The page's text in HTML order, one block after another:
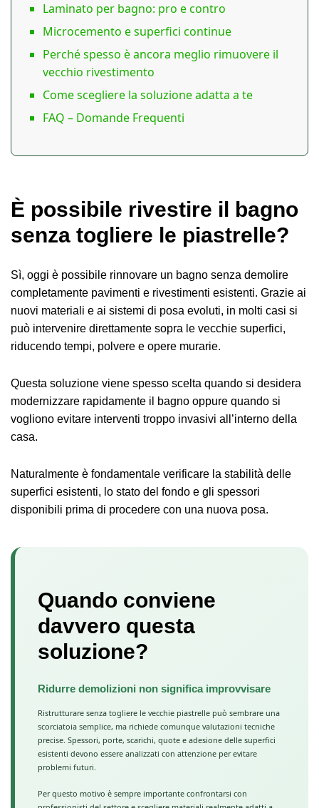
Laminato per bagno: pro e contro
Microcemento e superfici continue
Perché spesso è ancora meglio rimuovere il
vecchio rivestimento
Come scegliere la soluzione adatta a te
FAQ – Domande Frequenti
È possibile rivestire il bagno
senza togliere le piastrelle?
Sì, oggi è possibile rinnovare un bagno senza demolire
completamente pavimenti e rivestimenti esistenti. Grazie ai
nuovi materiali e ai sistemi di posa evoluti, in molti casi si
può intervenire direttamente sopra le vecchie superfici,
riducendo tempi, polvere e opere murarie.
Questa soluzione viene spesso scelta quando si desidera
modernizzare rapidamente il bagno oppure quando si
vogliono evitare interventi troppo invasivi all’interno della
casa.
Naturalmente è fondamentale verificare la stabilità delle
superfici esistenti, lo stato del fondo e gli spessori
disponibili prima di procedere con una nuova posa.
Quando conviene
davvero questa
soluzione?
Ridurre demolizioni non significa improvvisare
Ristrutturare senza togliere le vecchie piastrelle può sembrare una
scorciatoia semplice, ma richiede comunque valutazioni tecniche
precise. Spessori, porte, scarichi, quote e adesione delle superfici
esistenti devono essere analizzati con attenzione per evitare
problemi futuri.
Per questo motivo è sempre importante confrontarsi con